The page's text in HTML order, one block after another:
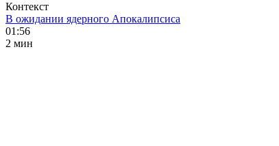
Контекст
В ожидании ядерного Апокалипсиса
01:56
2 мин